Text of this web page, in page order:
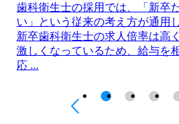
歯科衛生士の採用では、「新卒
い」という従来の考え方が通用
新卒歯科衛生士の求人倍率は高
激しくなっているため、給与を
応 ...